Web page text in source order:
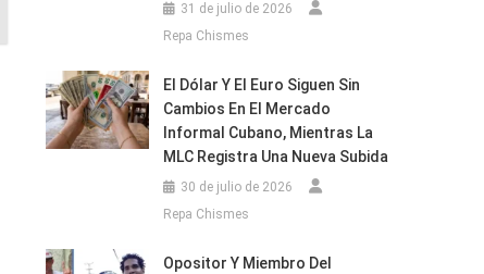
31 de julio de 2026
Repa Chismes
El Dólar Y El Euro Siguen Sin
Cambios En El Mercado
Informal Cubano, Mientras La
MLC Registra Una Nueva Subida
30 de julio de 2026
Repa Chismes
Opositor Y Miembro Del